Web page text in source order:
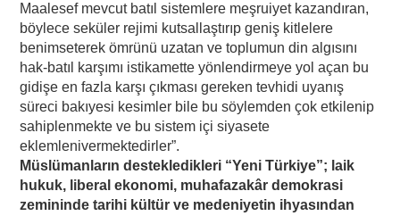
Maalesef mevcut batıl sistemlere meşruiyet kazandıran,
böylece seküler rejimi kutsallaştırıp geniş kitlelere
benimseterek ömrünü uzatan ve toplumun din algısını
hak-batıl karşımı istikamette yönlendirmeye yol açan bu
gidişe en fazla karşı çıkması gereken tevhidi uyanış
süreci bakıyesi kesimler bile bu söylemden çok etkilenip
sahiplenmekte ve bu sistem içi siyasete
eklemlenivermektedirler”.
Müslümanların destekledikleri “Yeni Türkiye”; laik
hukuk, liberal ekonomi, muhafazakâr demokrasi
zemininde tarihi kültür ve medeniyetin ihyasından